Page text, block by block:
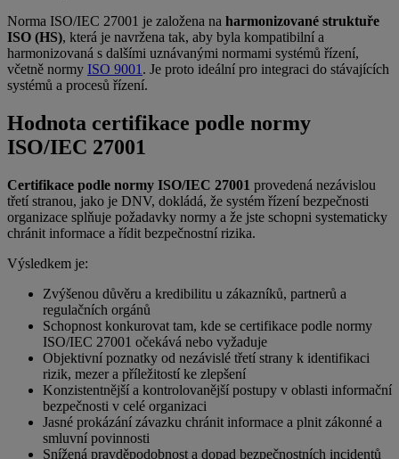
Norma ISO/IEC 27001 je založena na harmonizované struktuře
ISO (HS), která je navržena tak, aby byla kompatibilní a
harmonizovaná s dalšími uznávanými normami systémů řízení,
včetně normy ISO 9001 . Je proto ideální pro integraci do stávajících
systémů a procesů řízení.
Hodnota certifikace podle normy
ISO/IEC 27001
Certifikace podle normy ISO/IEC 27001 provedená nezávislou
třetí stranou, jako je DNV, dokládá, že systém řízení bezpečnosti
organizace splňuje požadavky normy a že jste schopni systematicky
chránit informace a řídit bezpečnostní rizika.
Výsledkem je:
Zvýšenou důvěru a kredibilitu u zákazníků, partnerů a
regulačních orgánů
Schopnost konkurovat tam, kde se certifikace podle normy
ISO/IEC 27001 očekává nebo vyžaduje
Objektivní poznatky od nezávislé třetí strany k identifikaci
rizik, mezer a příležitostí ke zlepšení
Konzistentnější a kontrolovanější postupy v oblasti informační
bezpečnosti v celé organizaci
Jasné prokázání závazku chránit informace a plnit zákonné a
smluvní povinnosti
Snížená pravděpodobnost a dopad bezpečnostních incidentů